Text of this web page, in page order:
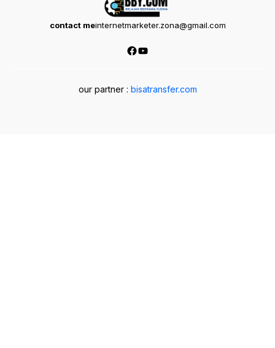
contact meinternetmarketer.zona@gmail.com
Facebook
YouTube
our partner : bisatransfer.com